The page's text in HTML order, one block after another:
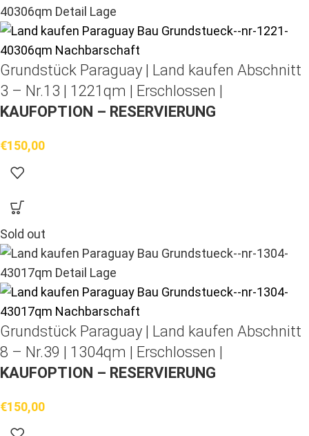
Grundstück Paraguay | Land kaufen Abschnitt
3 – Nr.13 | 1221qm | Erschlossen |
KAUFOPTION – RESERVIERUNG
€150,00
Sold out
Grundstück Paraguay | Land kaufen Abschnitt
8 – Nr.39 | 1304qm | Erschlossen |
KAUFOPTION – RESERVIERUNG
€150,00